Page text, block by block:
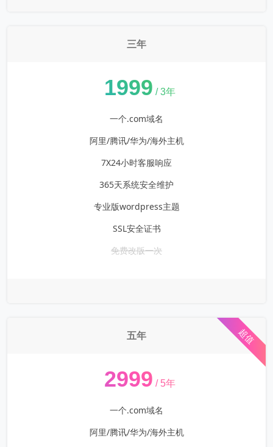
三年
1999 / 3年
一个.com域名
阿里/腾讯/华为/海外主机
7X24小时客服响应
365天系统安全维护
专业版wordpress主题
SSL安全证书
免费改版一次
超值
五年
2999 / 5年
一个.com域名
阿里/腾讯/华为/海外主机